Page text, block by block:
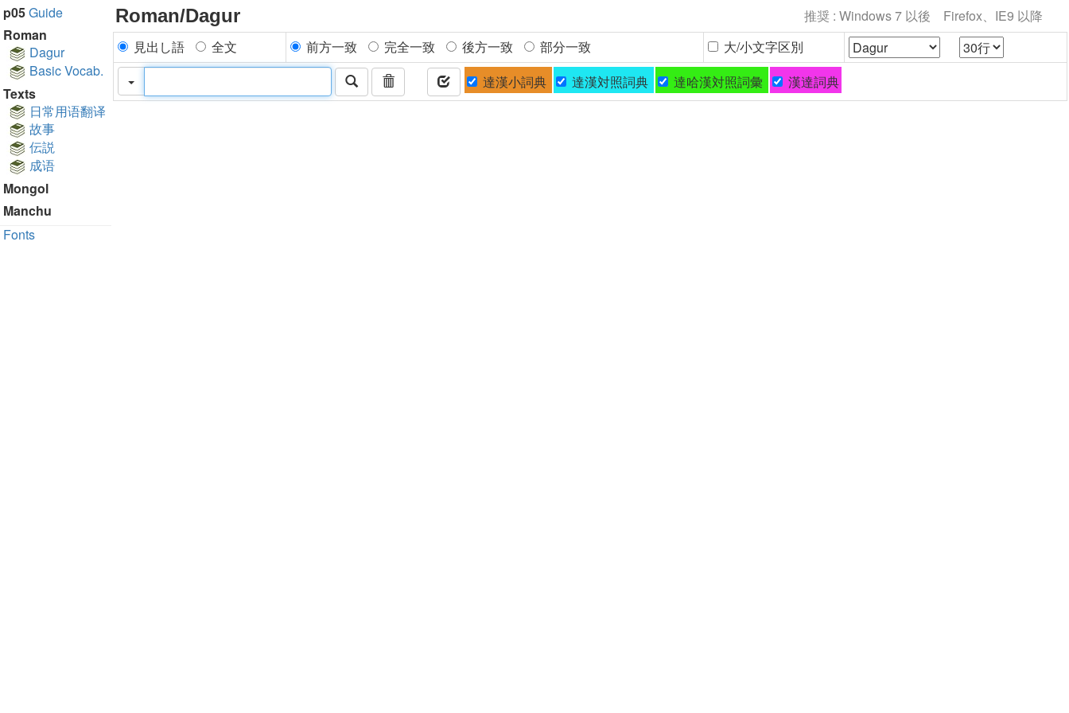
p05Guide
Roman
Dagur
Basic Vocab.
Texts
日常用语翻译
故事
伝説
成语
Mongol
Manchu
Fonts
Roman/Dagur
推奨 : Windows 7 以後 Firefox、IE9 以降
見出し語
全文 前方一致 完全一致 後方一致 部分一致
大/小文字区別
達漢小詞典
達漢対照詞典 達哈漢対照詞彙 漢達詞典